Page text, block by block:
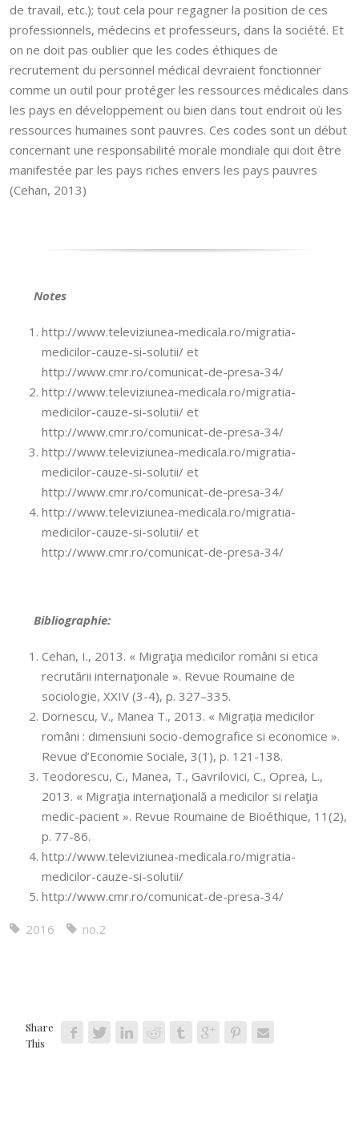
de travail, etc.); tout cela pour regagner la position de ces
professionnels, médecins et professeurs, dans la société. Et
on ne doit pas oublier que les codes éthiques de
recrutement du personnel médical devraient fonctionner
comme un outil pour protéger les ressources médicales dans
les pays en développement ou bien dans tout endroit où les
ressources humaines sont pauvres. Ces codes sont un début
concernant une responsabilité morale mondiale qui doit être
manifestée par les pays riches envers les pays pauvres
(Cehan, 2013)
Notes
http://www.televiziunea-medicala.ro/migratia-
medicilor-cauze-si-solutii/ et
http://www.cmr.ro/comunicat-de-presa-34/
http://www.televiziunea-medicala.ro/migratia-
medicilor-cauze-si-solutii/ et
http://www.cmr.ro/comunicat-de-presa-34/
http://www.televiziunea-medicala.ro/migratia-
medicilor-cauze-si-solutii/ et
http://www.cmr.ro/comunicat-de-presa-34/
http://www.televiziunea-medicala.ro/migratia-
medicilor-cauze-si-solutii/ et
http://www.cmr.ro/comunicat-de-presa-34/
Bibliographie:
Cehan, I., 2013. « Migraţia medicilor români si etica
recrutării internaţionale ». Revue Roumaine de
sociologie, XXIV (3-4), p. 327–335.
Dornescu, V., Manea T., 2013. « Migrația medicilor
români : dimensiuni socio-demografice si economice ».
Revue d’Economie Sociale, 3(1), p. 121-138.
Teodorescu, C., Manea, T., Gavrilovici, C., Oprea, L.,
2013. « Migraţia internaţională a medicilor si relaţia
medic-pacient ». Revue Roumaine de Bioéthique, 11(2),
p. 77-86.
http://www.televiziunea-medicala.ro/migratia-
medicilor-cauze-si-solutii/
http://www.cmr.ro/comunicat-de-presa-34/
2016 no.2
Share
This